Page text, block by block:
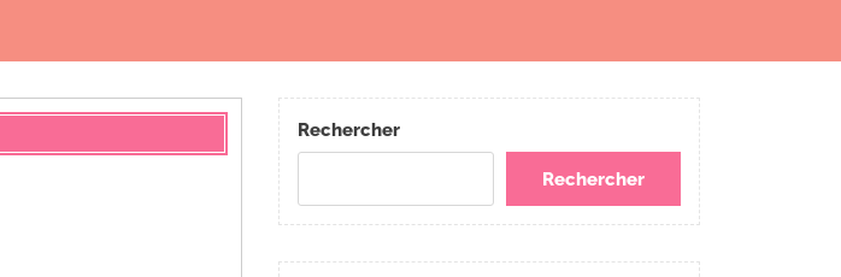
Rechercher
Rechercher